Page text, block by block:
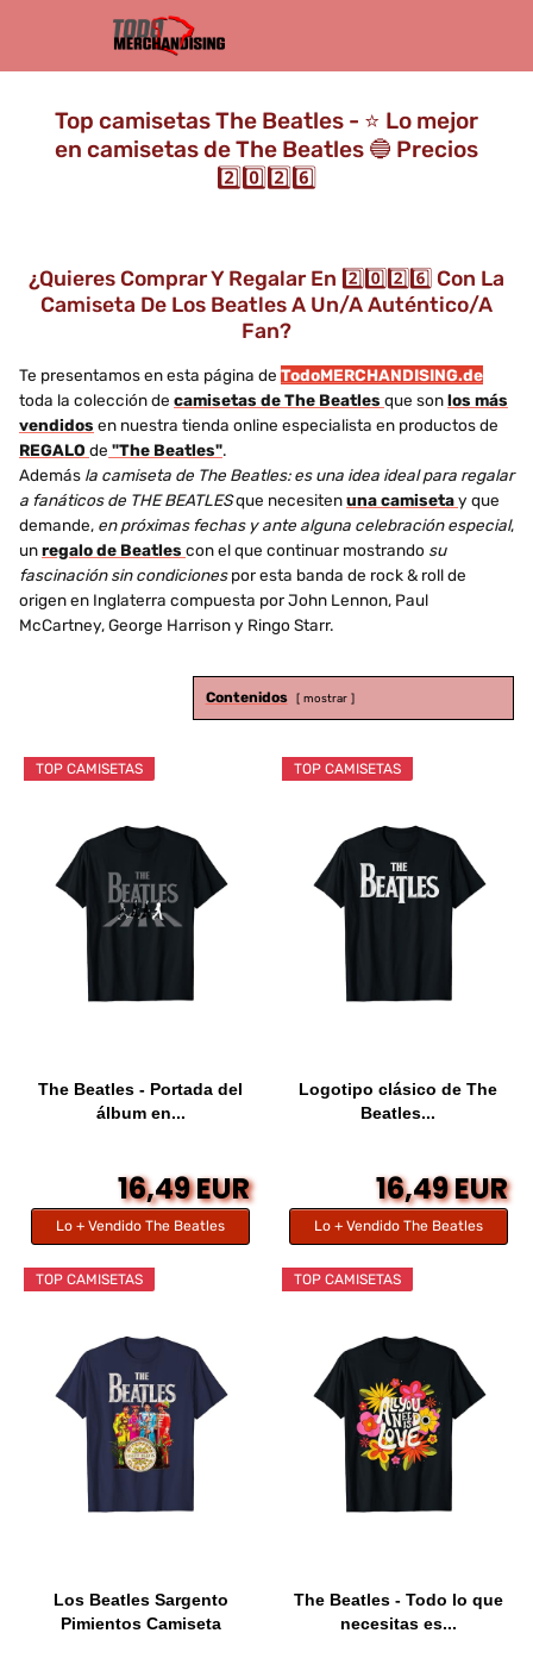
Top camisetas The Beatles - ⭐️ Lo mejor
en camisetas de The Beatles 🔵 Precios
2️⃣0️⃣2️⃣6️⃣
¿Quieres Comprar Y Regalar En 2️⃣0️⃣2️⃣6️⃣ Con La
Camiseta De Los Beatles A Un/a Auténtico/a
Fan?
Te presentamos en esta página de TodoMERCHANDISING.de
toda la colección de camisetas de The Beatles que sonlos más
vendidos en nuestra tienda online especialista en productos de
REGALO de "The Beatles".
Además la camiseta de The Beatles: es una idea ideal para regalar
a fanáticos de THE BEATLESque necesitenuna camisetay que
demande, en próximas fechas y ante alguna celebración especial,
unregalo de Beatles con el que continuar mostrando su
fascinación sin condicionespor esta banda de rock & roll de
origen en Inglaterra compuesta por John Lennon, Paul
McCartney, George Harrison y Ringo Starr.
Contenidos mostrar
TOP CAMISETAS
The Beatles - Portada del
álbum en...
16,49 EUR
Lo + Vendido The Beatles
TOP CAMISETAS
Logotipo clásico de The
Beatles...
16,49 EUR
Lo + Vendido The Beatles
TOP CAMISETAS
Los Beatles Sargento
Pimientos Camiseta
TOP CAMISETAS
The Beatles - Todo lo que
necesitas es...